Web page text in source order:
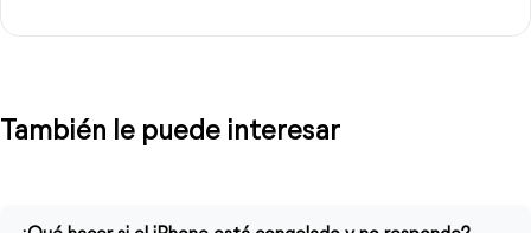
También le puede interesar